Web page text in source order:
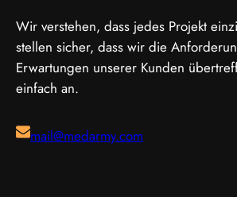
harmonisch und natürlich empfunden.
zu 1, was in der Mathematik als das
Fibonacci-Folge bekannt ist.
des Goldenen…
Wir verstehen, dass jedes Projekt
stellen sicher, dass wir die
Erwartungen unserer Kunden
einfach an.
mail@medarmy.com